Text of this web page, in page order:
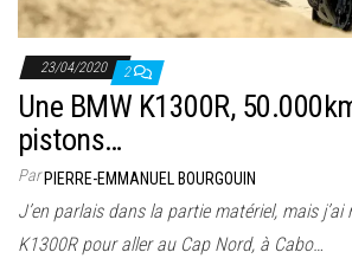
23/04/2020 2
Une BMW K1300R,
pistons…
ParPIERRE-EMMANUEL BOURGOUIN
J’en parlais dans la partie matériel, mais j’ai
K1300R pour aller au Cap Nord, à Cabo…